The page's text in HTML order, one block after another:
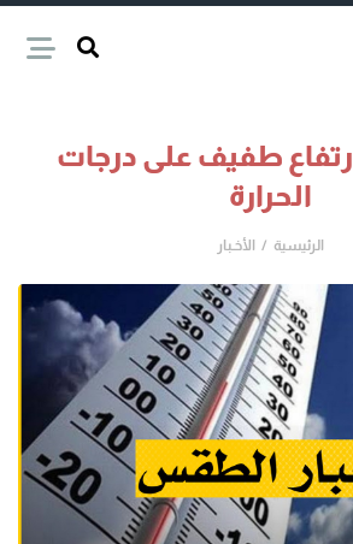
طفيف على درجات
الحرارة
الرئيسية الأخـبار